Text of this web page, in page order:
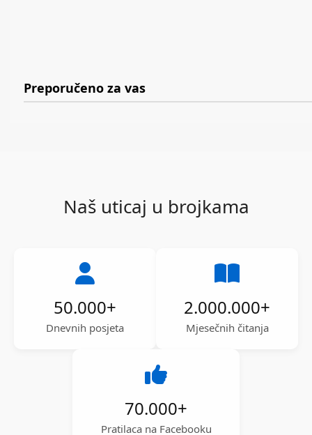
Preporučeno za vas
Naš uticaj u brojkama
50.000+
Dnevnih posjeta
2.000.000+
Mjesečnih čitanja
70.000+
Pratilaca na Facebooku